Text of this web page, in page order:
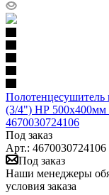
(3/4") НР 500х400мм
4670030724106
Под заказ
Арт.: 4670030724106
Под заказ
Наши менеджеры
условия заказа